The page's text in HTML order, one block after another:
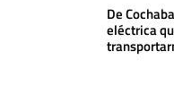
De
eléctrica